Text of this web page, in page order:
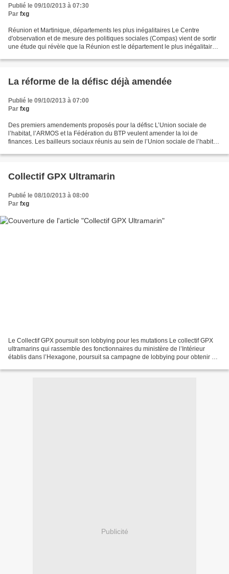
Publié le 09/10/2013 à 07:30
Par fxg
Réunion et Martinique, départements les plus inégalitaires Le Centre
d'observation et de mesure des politiques sociales (Compas) vient de sortir
une étude qui révèle que la Réunion est le département le plus inégalitaire
La réforme de la défisc déjà amendée
Publié le 09/10/2013 à 07:00
Par fxg
Des premiers amendements proposés pour la défisc L’Union sociale de
l’habitat, l’ARMOS et la Fédération du BTP veulent amender la loi de
finances. Les bailleurs sociaux réunis au sein de l’Union sociale de l’habitat
Collectif GPX Ultramarin
Publié le 08/10/2013 à 08:00
Par fxg
Le Collectif GPX poursuit son lobbying pour les mutations Le collectif GPX
ultramarins qui rassemble des fonctionnaires du ministère de l’Intérieur
établis dans l’Hexagone, poursuit sa campagne de lobbying pour obtenir un
Publicité